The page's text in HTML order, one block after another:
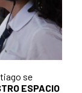
se
ESPACIO